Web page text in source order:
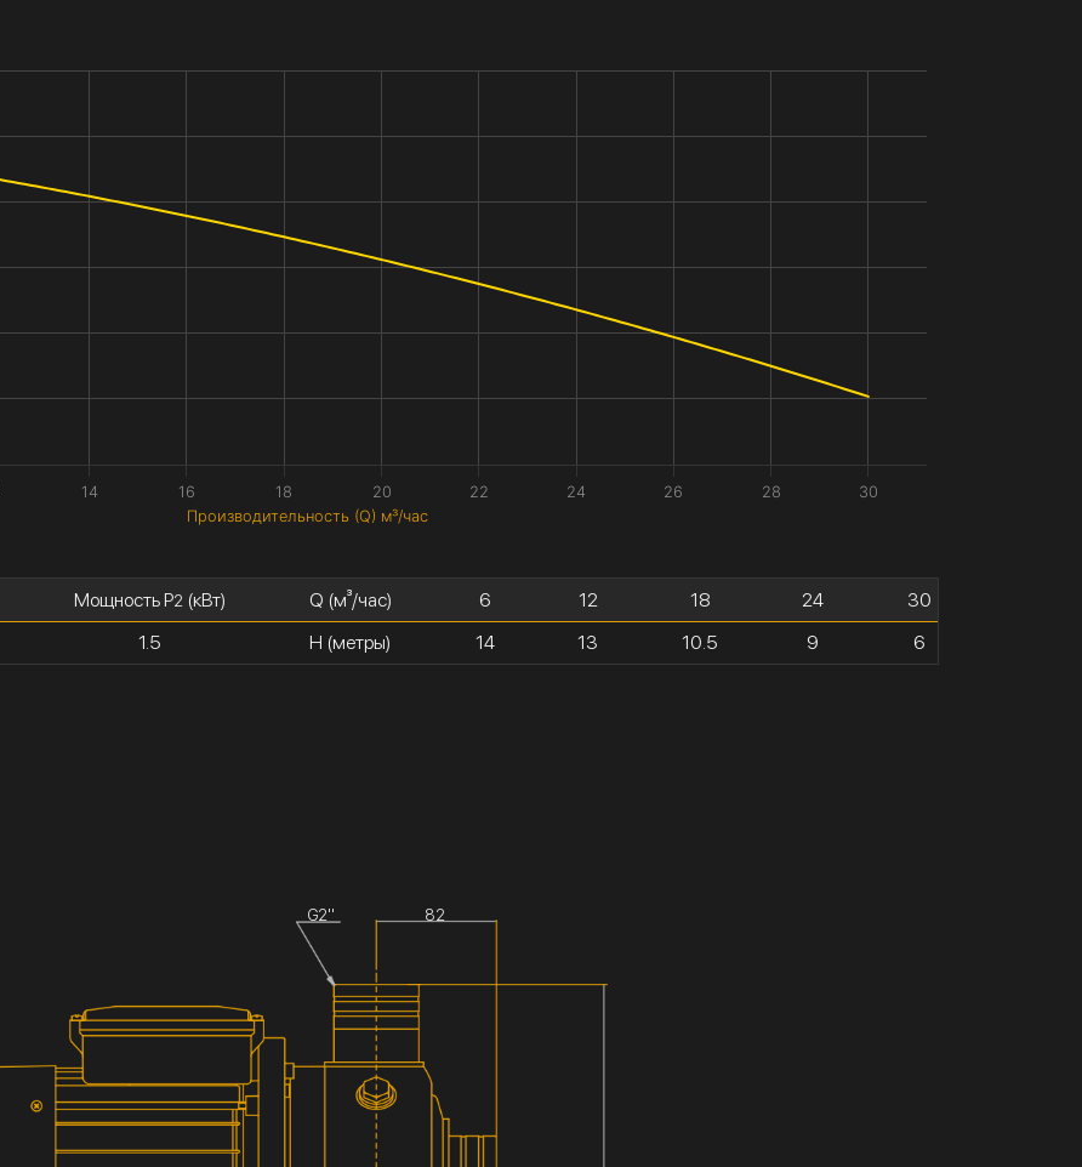
Производительность (Q) м³/час
14 16 18 20 22 24 26 28 30
Мощность P2(кВт)
1.5
Q (м³/час)
H (метры)
6
14
12
13
18
10.5
24
9
30
6
G2'' 82